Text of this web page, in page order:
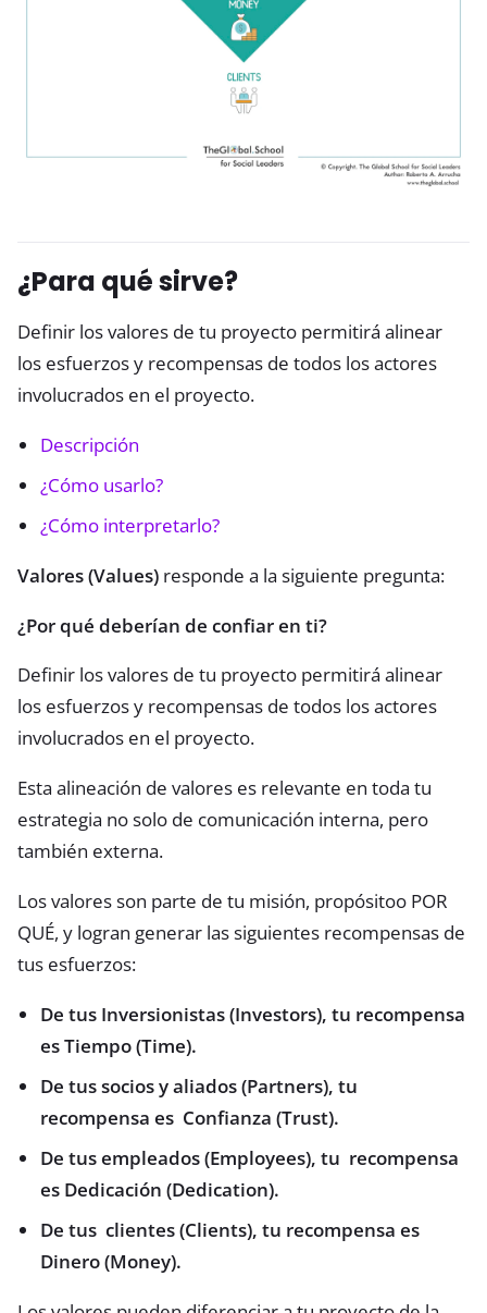
¿Para qué sirve?
Definir los valores de tu proyecto permitirá alinear
los esfuerzos y recompensas de todos los actores
involucrados en el proyecto.
Descripción
¿Cómo usarlo?
¿Cómo interpretarlo?
Valores (Values) responde a la siguiente pregunta:
¿Por qué deberían de confiar en ti?
Definir los valores de tu proyecto permitirá alinear
los esfuerzos y recompensas de todos los actores
involucrados en el proyecto.
Esta alineación de valores es relevante en toda tu
estrategia no solo de comunicación interna, pero
también externa.
Los valores son parte de tu misión, propósitoo POR
QUÉ, y logran generar las siguientes recompensas de
tus esfuerzos:
De tus Inversionistas (Investors), tu recompensa
es Tiempo (Time).
De tus socios y aliados (Partners), tu
recompensa es Confianza (Trust).
De tus empleados (Employees), tu recompensa
es Dedicación (Dedication).
De tus clientes (Clients), tu recompensa es
Dinero (Money).